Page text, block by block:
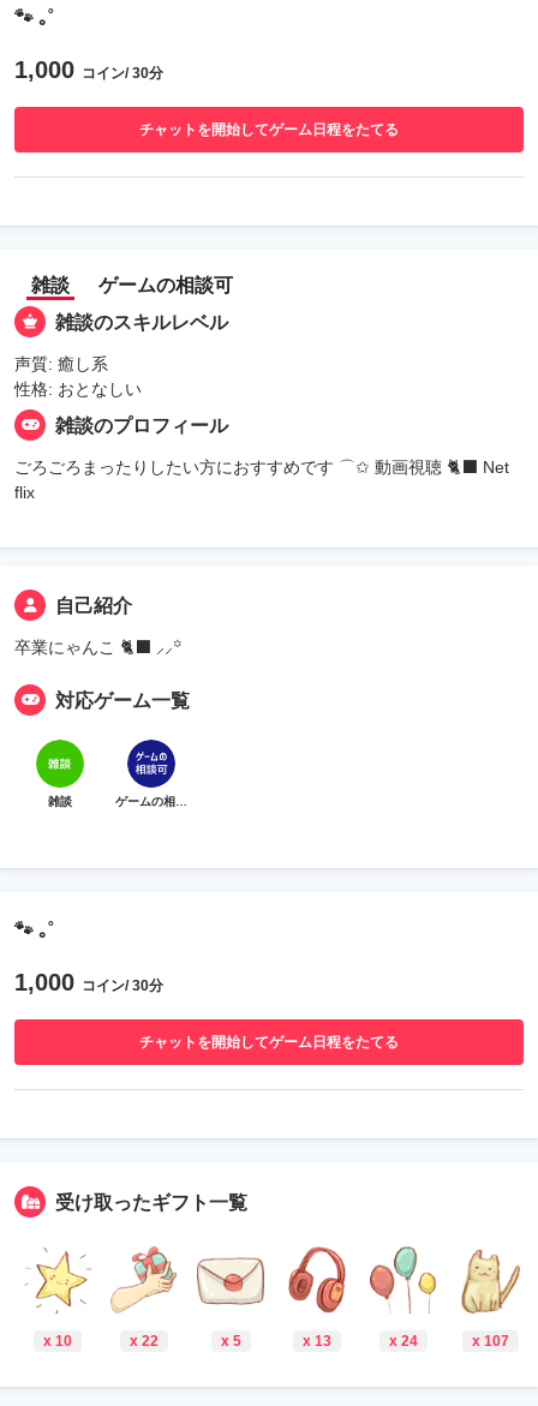
🐾 ｡˚
1,000 コイン/ 30分
チャットを開始してゲーム日程をたてる
雑談
ゲームの相談可
雑談のスキルレベル
声質: 癒し系
性格: おとなしい
雑談のプロフィール
ごろごろまったりしたい方におすすめです ⌒✩ 動画視聴 🐈‍⬛ Net
flix
自己紹介
卒業にゃんこ 🐈‍⬛ ⸝⸝꙳
対応ゲーム一覧
雑談
🐾 ｡˚
1,000 コイン/ 30分
チャットを開始してゲーム日程をたてる
受け取ったギフト一覧
x 10 x 22 x 5 x 13 x 24 x 107